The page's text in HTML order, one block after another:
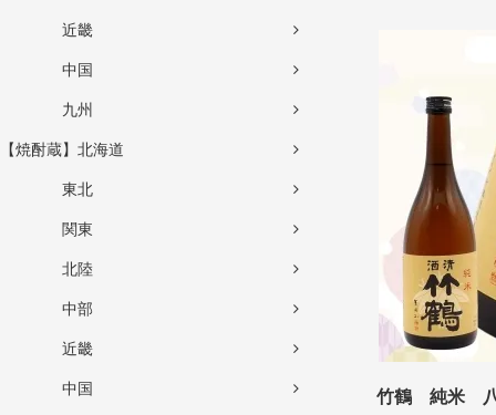
近畿
中国
九州
【焼酎蔵】北海道
東北
関東
北陸
中部
近畿
中国 竹鶴 純米 八